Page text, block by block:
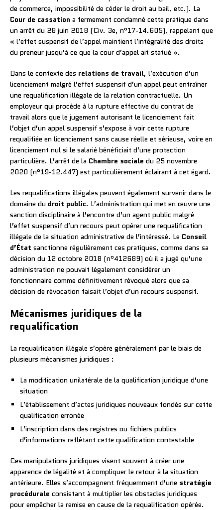
de commerce, impossibilité de céder le droit au bail, etc.). La
Cour de cassation a fermement condamné cette pratique dans
un arrêt du 28 juin 2018 (Civ. 3e, n°17-14.605), rappelant que
« l’effet suspensif de l’appel maintient l’intégralité des droits
du preneur jusqu’à ce que la cour d’appel ait statué ».
Dans le contexte des relations de travail, l’exécution d’un
licenciement malgré l’effet suspensif d’un appel peut entraîner
une requalification illégale de la relation contractuelle. Un
employeur qui procède à la rupture effective du contrat de
travail alors que le jugement autorisant le licenciement fait
l’objet d’un appel suspensif s’expose à voir cette rupture
requalifiée en licenciement sans cause réelle et sérieuse, voire en
licenciement nul si le salarié bénéficiait d’une protection
particulière. L’arrêt de la Chambre sociale du 25 novembre
2020 (n°19-12.447) est particulièrement éclairant à cet égard.
Les requalifications illégales peuvent également survenir dans le
domaine du droit public. L’administration qui met en œuvre une
sanction disciplinaire à l’encontre d’un agent public malgré
l’effet suspensif d’un recours peut opérer une requalification
illégale de la situation administrative de l’intéressé. Le Conseil
d’État sanctionne régulièrement ces pratiques, comme dans sa
décision du 12 octobre 2018 (n°412689) où il a jugé qu’une
administration ne pouvait légalement considérer un
fonctionnaire comme définitivement révoqué alors que sa
décision de révocation faisait l’objet d’un recours suspensif.
Mécanismes juridiques de la
requalification
La requalification illégale s’opère généralement par le biais de
plusieurs mécanismes juridiques :
La modification unilatérale de la qualification juridique d’une
situation
L’établissement d’actes juridiques nouveaux fondés sur cette
qualification erronée
L’inscription dans des registres ou fichiers publics
d’informations reflétant cette qualification contestable
Ces manipulations juridiques visent souvent à créer une
apparence de légalité et à compliquer le retour à la situation
antérieure. Elles s’accompagnent fréquemment d’une stratégie
procédurale consistant à multiplier les obstacles juridiques
pour empêcher la remise en cause de la requalification opérée.